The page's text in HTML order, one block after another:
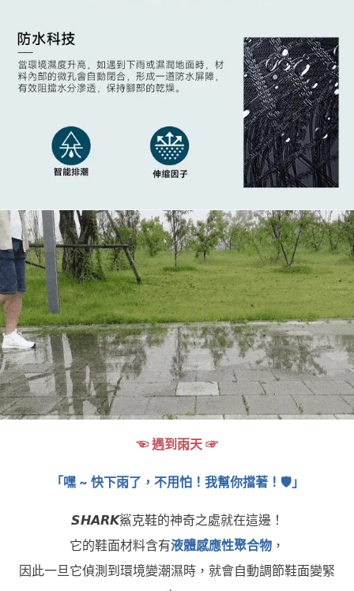
☜ 遇到雨天 ☞
「嘿 ~ 快下雨了，不用怕！我幫你擋著！🛡」
𝙎𝙃𝘼𝙍𝙆鯊克鞋的神奇之處就在這邊！
它的鞋面材料含有液體感應性聚合物 ，
因此一旦它偵測到環境變潮濕時，就會自動調節鞋面變緊